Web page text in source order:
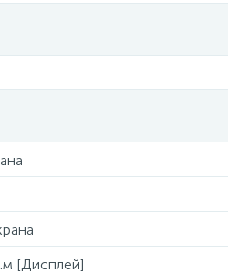
[Дисплей]